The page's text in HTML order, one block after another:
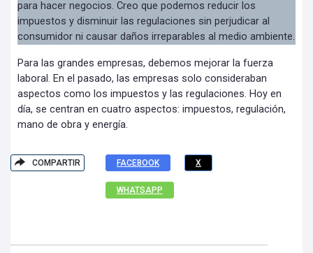
para hacer negocios. Creo que podemos reducir los
impuestos y disminuir las regulaciones sin perjudicar al
consumidor ni causar daños irreparables al medio ambiente.
Para las grandes empresas, debemos mejorar la fuerza
laboral. En el pasado, las empresas solo consideraban
aspectos como los impuestos y las regulaciones. Hoy en
día, se centran en cuatro aspectos: impuestos, regulación,
mano de obra y energía.
COMPARTIR FACEBOOK X
WHATSAPP